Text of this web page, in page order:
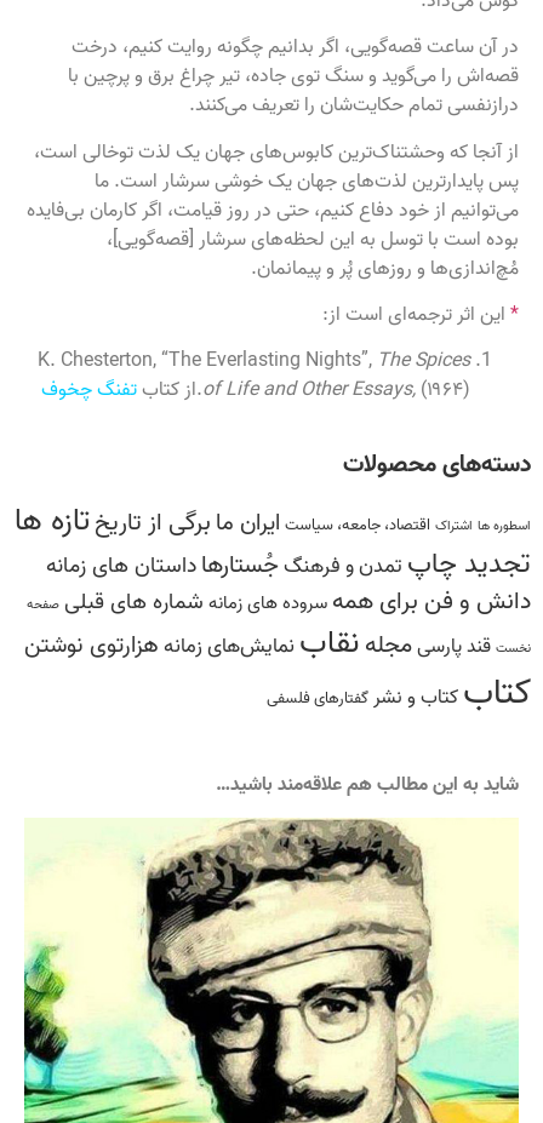
در آن ساعت قصه‌گویی، اگر بدانیم چگونه روایت کنیم، درخت
قصه‌اش را می‌گوید و سنگ توی جاده، تیر چراغ برق و پرچین با
درازنفسی تمام حکایت‌شان را تعریف می‌کنند.
از آنجا که وحشتناک‌ترین کابوس‌های جهان یک لذت توخالی است،
پس پایدارترین لذت‌های جهان یک خوشی سرشار است. ما
می‌توانیم از خود دفاع کنیم، حتی در روز قیامت، اگر کارمان بی‌فایده
بوده است با توسل به این لحظه‌های سرشار [قصه‌گویی]،
مُچ‌اندازی‌ها و روزهای پُر و پیمانمان.
* این اثر ترجمه‌ای است از:
K. Chesterton, “The Everlasting Nights”, The Spices
of Life and Other Essays, (۱۹۶۴).از کتاب تفنگ چخوف
دسته‌های محصولات
اسطوره ها اشتراک اقتصاد، جامعه، سیاست ایران ما برگی از تاریختازه ها
تجدید چاپ تمدن و فرهنگجُستارها داستان های زمانه
دانش‌ و ‌فن‌ براى همه سروده ‏هاى زمانه شماره های قبلی صفحه
نخست قند پارسی مجله نقاب نمایش‌های زمانه هزارتوی نوشتن
کتاب کتاب و نشر گفتارهاى فلسفى
شاید به این مطالب هم علاقه‌مند باشید…